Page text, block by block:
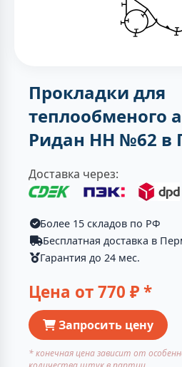
Прокладки для
теплообменого
Ридан НН №62 в
Доставка через:
Более 15 складов по РФ
Бесплатная доставка в
Гарантия до 24 мес.
Цена от770 ₽ *
Запросить цену
* конечная цена зависит от